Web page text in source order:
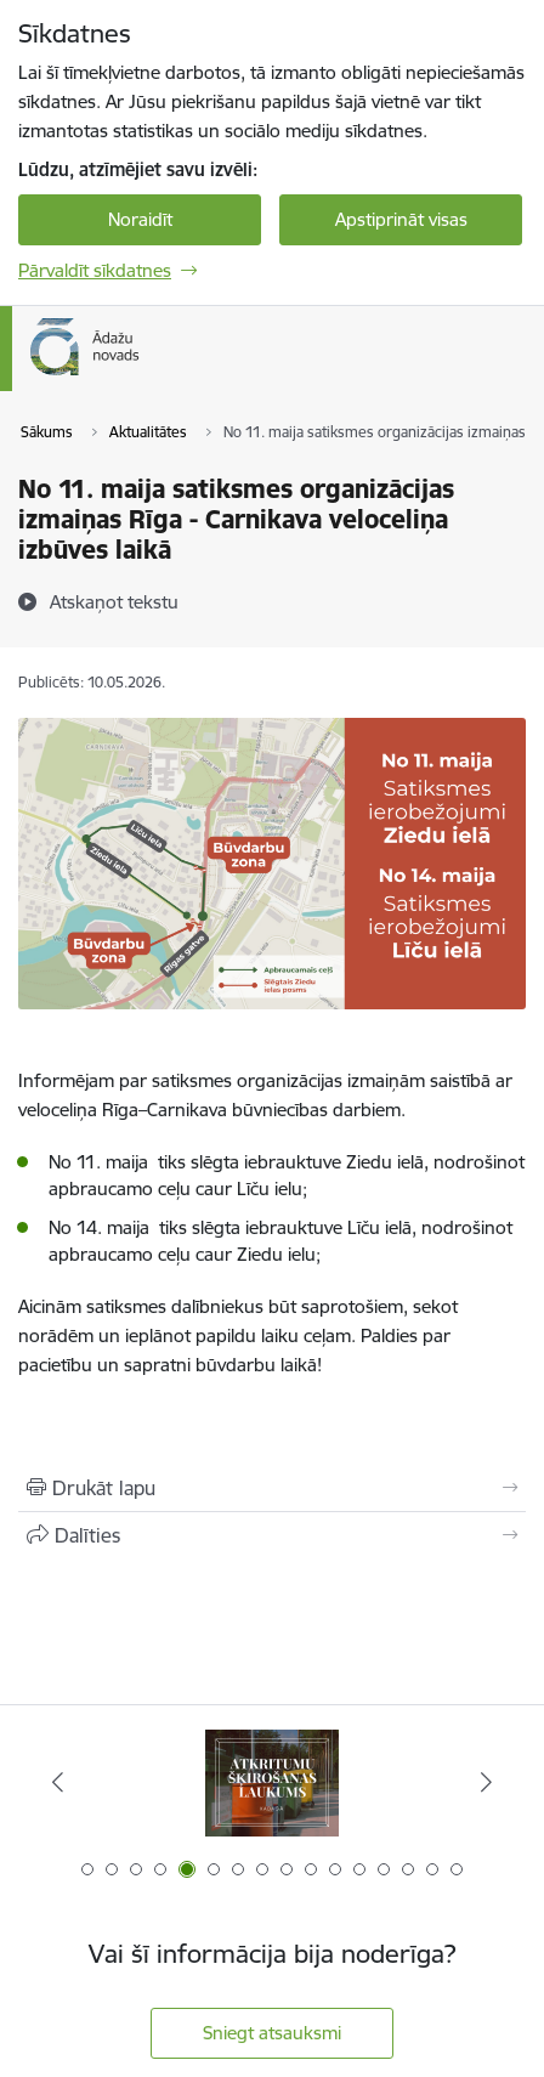
Sīkdatnes
Lai šī tīmekļvietne darbotos, tā izmanto obligāti nepieciešamās
sīkdatnes. Ar Jūsu piekrišanu papildus šajā vietnē var tikt
izmantotas statistikas un sociālo mediju sīkdatnes.
Lūdzu, atzīmējiet savu izvēli:
Noraidīt Apstiprināt visas
Pārvaldīt sīkdatnes
Sākums Aktualitātes No 11. maija satiksmes organizācijas izmaiņas
No 11. maija satiksmes organizācijas
izmaiņas Rīga - Carnikava veloceliņa
izbūves laikā
Atskaņot tekstu
Publicēts: 10.05.2026.
Informējam par satiksmes organizācijas izmaiņām saistībā ar
veloceliņa Rīga–Carnikava būvniecības darbiem.
No 11. maija tiks slēgta iebrauktuve Ziedu ielā, nodrošinot
apbraucamo ceļu caur Līču ielu;
No 14. maija tiks slēgta iebrauktuve Līču ielā, nodrošinot
apbraucamo ceļu caur Ziedu ielu;
Aicinām satiksmes dalībniekus būt saprotošiem, sekot
norādēm un ieplānot papildu laiku ceļam. Paldies par
pacietību un sapratni būvdarbu laikā!
Drukāt lapu
Dalīties
Vai šī informācija bija noderīga?
Sniegt atsauksmi